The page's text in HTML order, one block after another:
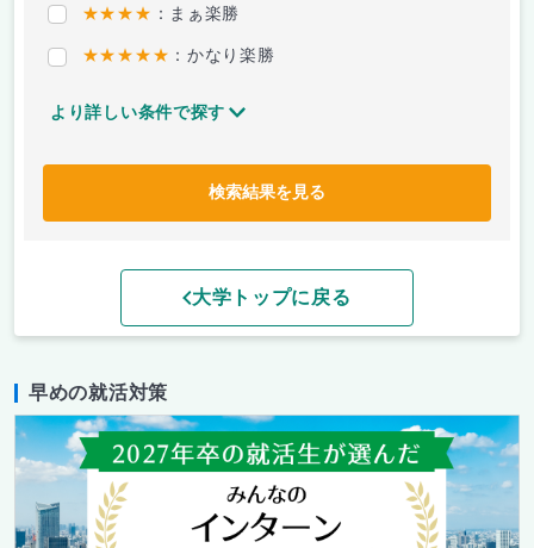
★★★★ ：まぁ楽勝
★★★★★ ：かなり楽勝
より詳しい条件で探す
検索結果を見る
大学トップに戻る
早めの就活対策